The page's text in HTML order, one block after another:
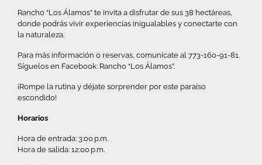
Rancho “Los Álamos” te invita a disfrutar de sus 38 hectáreas,
donde podrás vivir experiencias inigualables y conectarte con
la naturaleza.
Para más información o reservas, comunícate al 773-160-91-81.
Síguelos en Facebook: Rancho “Los Álamos”.
¡Rompe la rutina y déjate sorprender por este paraíso
escondido!
Horarios
Hora de entrada: 3:00 p.m.
Hora de salida: 12:00 p.m.